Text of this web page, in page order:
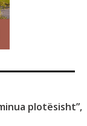
plotësisht”,